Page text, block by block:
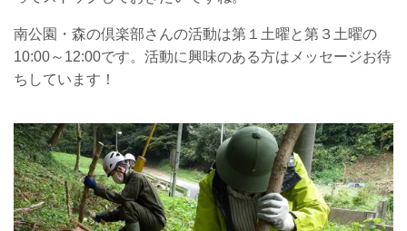
南公園・森の倶楽部さんの活動は第１土曜と第３土曜の
10:00～12:00です。活動に興味のある方はメッセージお待
ちしています！